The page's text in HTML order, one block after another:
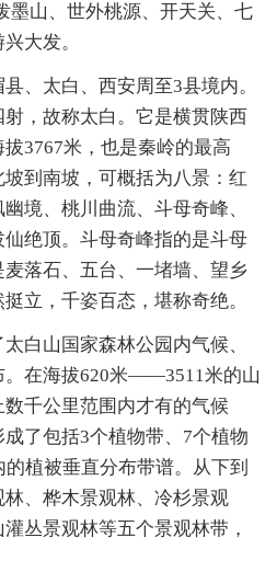
墨山、世外桃源、开天关、七
大发。
、太白、西安周至3县境内。
，故称太白。它是横贯陕西
3767米，也是秦岭的最高
到南坡，可概括为八景：红
境、桃川曲流、斗母奇峰、
绝顶。斗母奇峰指的是斗母
落石、五台、一堵墙、望乡
立，千姿百态，堪称奇绝。
白山国家森林公园内气候、
。在海拔620米――3511米的山
千公里范围内才有的气候
了包括3个植物带、7个植物
植被垂直分布带谱。从下到
、桦木景观林、冷杉景观
丛景观林等五个景观林带，